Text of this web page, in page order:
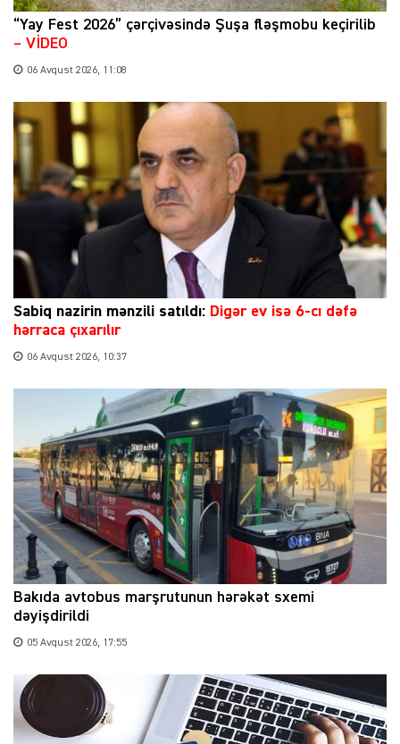
“Yay Fest 2026” çərçivəsində Şuşa fləşmobu keçirilib
– VİDEO
06 Avqust 2026, 11:08
Sabiq nazirin mənzili satıldı: Digər ev isə 6-cı dəfə
hərraca çıxarılır
06 Avqust 2026, 10:37
Bakıda avtobus marşrutunun hərəkət sxemi
dəyişdirildi
05 Avqust 2026, 17:55